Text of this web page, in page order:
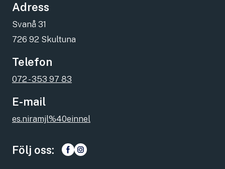
Adress
Svanå 31
726 92 Skultuna
Telefon
072 - 353 97 83
E-mail
es.niramjl%40einnel
Följ oss: